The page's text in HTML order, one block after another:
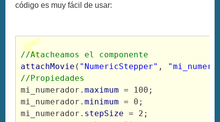
código es muy fácil de usar:
//Atacheamos el componente
attachMovie ( "NumericStepper" ,
//Propiedades
mi_numerador.maximum = 100;
mi_numerador.minimum = 0;
mi_numerador. stepSize = 2;